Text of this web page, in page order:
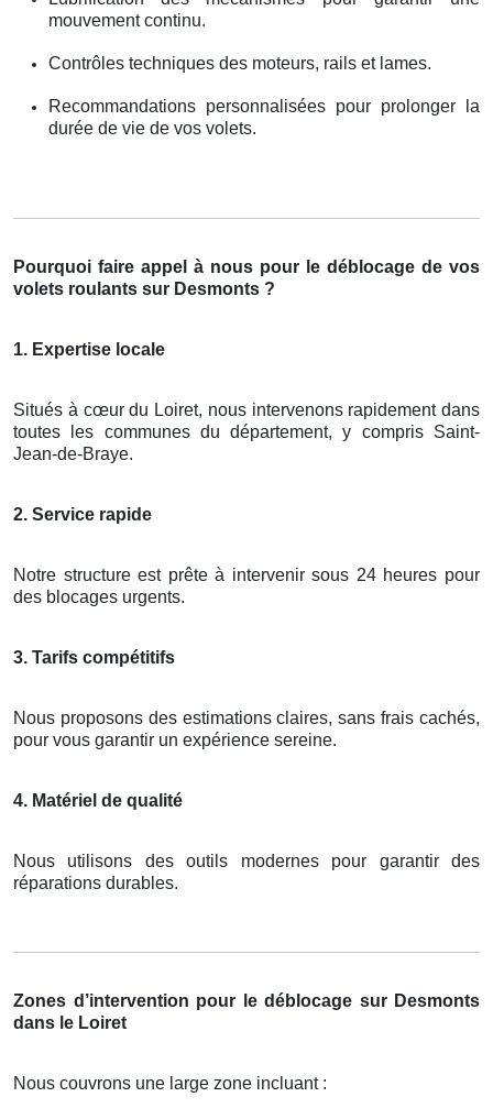
mouvement continu.
Contrôles techniques des moteurs, rails et lames.
Recommandations personnalisées pour prolonger la
durée de vie de vos volets.
Pourquoi faire appel à nous pour le déblocage de vos
volets roulants sur Desmonts ?
1. Expertise locale
Situés à cœur du Loiret, nous intervenons rapidement dans
toutes les communes du département, y compris Saint-
Jean-de-Braye.
2. Service rapide
Notre structure est prête à intervenir sous 24 heures pour
des blocages urgents.
3. Tarifs compétitifs
Nous proposons des estimations claires, sans frais cachés,
pour vous garantir un expérience sereine.
4. Matériel de qualité
Nous utilisons des outils modernes pour garantir des
réparations durables.
Zones d’intervention pour le déblocage sur Desmonts
dans le Loiret
Nous couvrons une large zone incluant :